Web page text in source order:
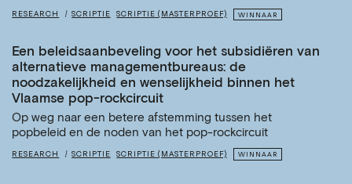
RESEARCH SCRIPTIE SCRIPTIE (MASTERPROEF) WINNAAR
Een beleidsaanbeveling voor het subsidiëren van
alternatieve managementbureaus: de
noodzakelijkheid en wenselijkheid binnen het
Vlaamse pop-rockcircuit
Op weg naar een betere afstemming tussen het
popbeleid en de noden van het pop-rockcircuit
RESEARCH SCRIPTIE SCRIPTIE (MASTERPROEF) WINNAAR